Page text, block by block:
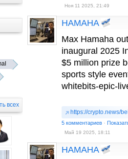
всех
Ноя 11 2025, 21:49
HAMAHA
Max Hamaha
inaugural 2025
$5 million prize
sports style
whitebits-epic-
https://crypto.news/
5 комментариев ·
Май 19 2025, 18:11
HAMAHA